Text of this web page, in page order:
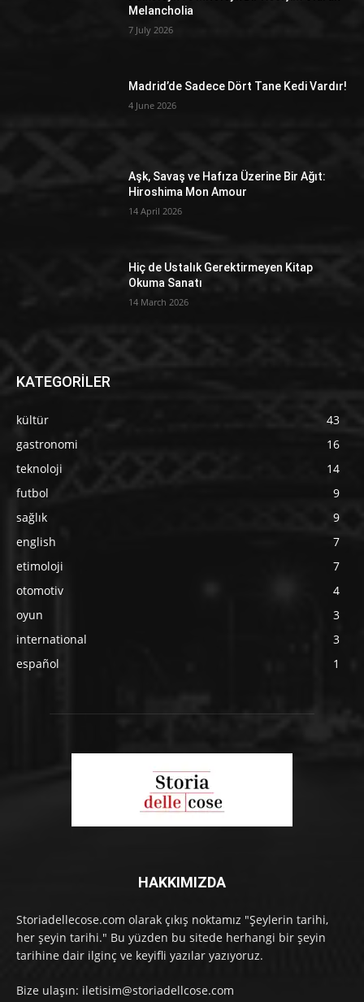
Melancholia
7 July 2026
Madrid’de Sadece Dört Tane Kedi Vardır!
4 June 2026
Aşk, Savaş ve Hafıza Üzerine Bir Ağıt:
Hiroshima Mon Amour
14 April 2026
Hiç de Ustalık Gerektirmeyen Kitap
Okuma Sanatı
14 March 2026
KATEGORİLER
kültür
43
gastronomi
16
teknoloji
14
futbol
9
sağlık
9
english
7
etimoloji
7
otomotiv
4
oyun
3
international
3
español
1
HAKKIMIZDA
Storiadellecose.com olarak çıkış noktamız "Şeylerin tarihi,
her şeyin tarihi." Bu yüzden bu sitede herhangi bir şeyin
tarihine dair ilginç ve keyifli yazılar yazıyoruz.
Bize ulaşın: iletisim@storiadellcose.com